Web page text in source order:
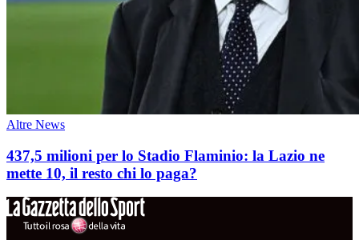
Altre News
437,5 milioni per lo Stadio Flaminio: la Lazio ne
mette 10, il resto chi lo paga?